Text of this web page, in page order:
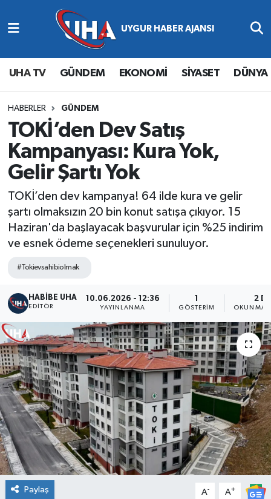
UHA TV GÜNDEM EKONOMİ SİYASET DÜNYA
HABERLER GÜNDEM
TOKİ’den Dev Satış
Kampanyası: Kura Yok,
Gelir Şartı Yok
TOKİ’den dev kampanya! 64 ilde kura ve gelir
şartı olmaksızın 20 bin konut satışa çıkıyor. 15
Haziran'da başlayacak başvurular için %25 indirim
ve esnek ödeme seçenekleri sunuluyor.
#Tokievsahibiolmak
HABİBE UHA
EDITÖR
10.06.2026 - 12:36
YAYINLANMA GÖSTERIM
2
OKUNMA
Paylaş A- A+
Abone Ol
Gündem
Ekonomi
Magazin
Siyaset
Spor
Yaşam
Nöbetçi Eczaneler
Hava Durumu
Namaz Vakitleri
Trafik Durumu
Süper Lig Puan Durumu ve Fikstür
Tüm Manşetler
Son Dakika Haberleri
Haber Arşivi